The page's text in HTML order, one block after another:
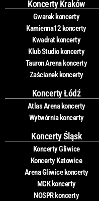
Koncerty Kraków
Gwarek koncerty
Kamienna12 koncerty
Kwadrat koncerty
Klub Studio koncerty
Tauron Arena koncerty
Zaścianek koncerty
Koncerty Łódź
Atlas Arena koncerty
Wytwórnia koncerty
Koncerty Śląsk
Koncerty Gliwice
Koncerty Katowice
Arena Gliwice koncerty
MCK koncerty
NOSPR koncerty